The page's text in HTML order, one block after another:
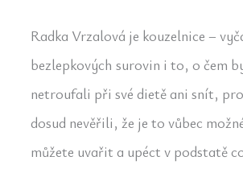
Radka Vrzalová je kouzelnice –
bezlepkových surovin i to, o čem
netroufali při své dietě ani snít,
dosud nevěřili, že je to vůbec
můžete uvařit a upéct v podstatě